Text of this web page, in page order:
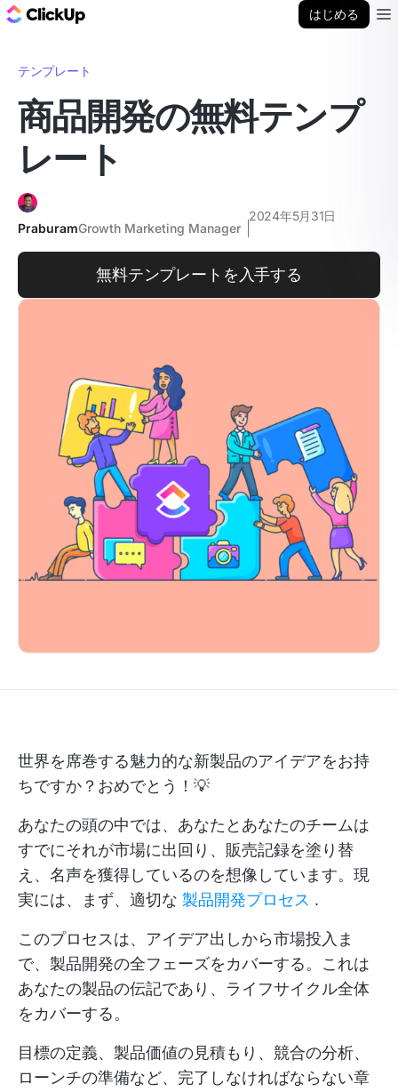
はじめる
テンプレート
商品開発の無料テンプ
レート
PraburamGrowth Marketing Manager
2024年5月31日
無料テンプレートを入手する
世界を席巻する魅力的な新製品のアイデアをお持
ちですか？おめでとう！💡
あなたの頭の中では、あなたとあなたのチームは
すでにそれが市場に出回り、販売記録を塗り替
え、名声を獲得しているのを想像しています。現
実には、まず、適切な 製品開発プロセス .
このプロセスは、アイデア出しから市場投入ま
で、製品開発の全フェーズをカバーする。これは
あなたの製品の伝記であり、ライフサイクル全体
をカバーする。
目標の定義、製品価値の見積もり、競合の分析、
ローンチの準備など、完了しなければならない章